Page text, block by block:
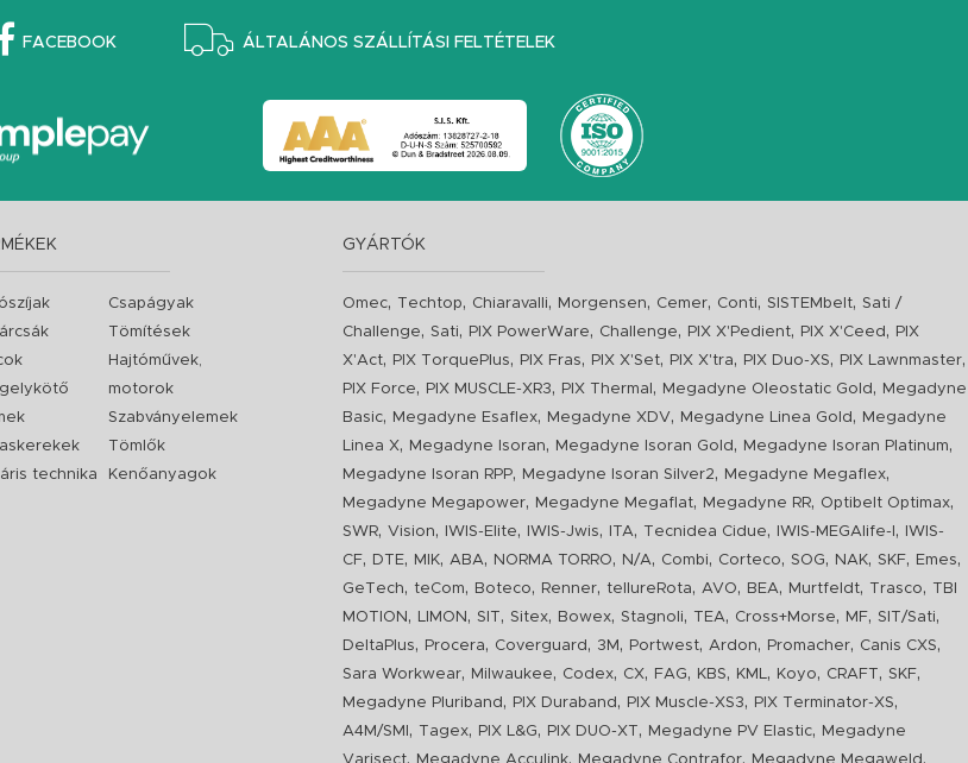
FACEBOOK ÁLTALÁNOS SZÁLLÍTÁSI FELTÉTELEK
technika
Csapágyak
Tömítések
Hajtóművek,
motorok
Szabványelemek
Tömlők
Kenőanyagok
GYÁRTÓK
Omec, Techtop, Chiaravalli, Morgensen, Cemer, Conti,SISTEMbelt,Sati /
Challenge,Sati, PIX PowerWare, Challenge, PIX X'Pedient, PIX X'Ceed ,
PIX
X'Act, PIX TorquePlus, PIX Fras, PIX X'Set, PIX X'tra, PIX Duo-XS, PIX Lawnmaster,
PIX Force, PIX MUSCLE-XR3, PIX Thermal , Megadyne Oleostatic Gold ,
Megadyne
Basic, Megadyne Esaflex, Megadyne XDV, Megadyne Linea Gold ,
Megadyne
Linea X, Megadyne Isoran, Megadyne Isoran Gold , Megadyne Isoran Platinum,
Megadyne Isoran RPP, Megadyne Isoran Silver2, Megadyne Megaflex,
Megadyne Megapower, Megadyne Megaflat, Megadyne RR, Optibelt Optimax,
SWR,Vision, IWIS-Elite, IWIS-Jwis, ITA, Tecnidea Cidue, IWIS-MEGAlife-I ,
IWIS-
CF, DTE, MIK, ABA, NORMA TORRO, N/A, Combi, Corteco,SOG, NAK,SKF, Emes,
GeTech, teCom, Boteco, Renner, tellureRota, AVO, BEA, Murtfeldt, Trasco, TBI
MOTION , LIMON ,SIT,Sitex, Bowex,Stagnoli, TEA, Cross+Morse, MF,SIT/Sati,
DeltaPlus, Procera, Coverguard , 3M , Portwest, Ardon, Promacher, Canis CXS,
Sara Workwear, Milwaukee, Codex, CX, FAG, KBS, KML, Koyo, CRAFT,SKF,
Megadyne Pluriband , PIX Duraband , PIX Muscle-XS3, PIX Terminator-XS,
A4M/SMI , Tagex, PIX L&G, PIX DUO-XT, Megadyne PV Elastic,
Megadyne
, , , ,